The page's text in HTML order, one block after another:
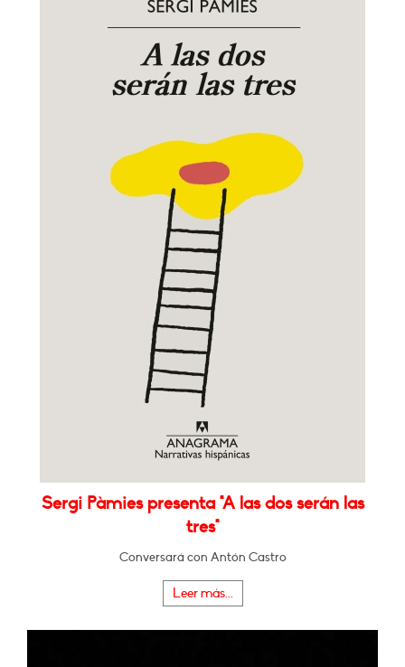
Sergi Pàmies presenta "A las dos serán las
tres"
Conversará con Antón Castro
Leer más...